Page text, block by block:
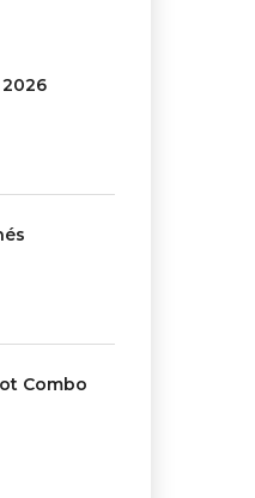
2026
Combo